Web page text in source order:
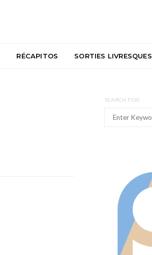
RÉCAPITOS SORTIES LIVRESQUES
SEARCH FOR: